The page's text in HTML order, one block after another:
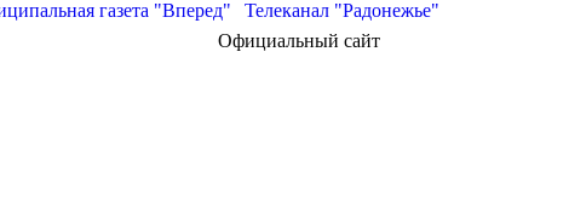
газета "Вперед"
Телеканал "Радонежье"
Официальный сайт